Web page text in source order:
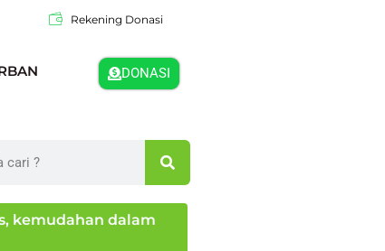
Rekening Donasi
DONASI
kemudahan dalam